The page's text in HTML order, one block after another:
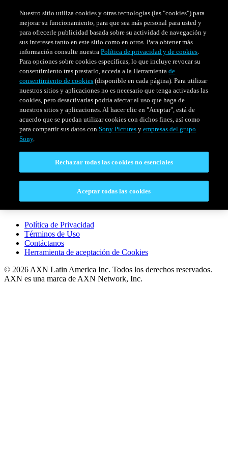
HORARIO EVENTOS ESPECIALES
Venezuela
LEGAL
Política de Privacidad
Términos de Uso
Contáctanos
Herramienta de aceptación de Cookies
© 2026 AXN Latin America Inc. Todos los derechos reservados.
AXN es una marca de AXN Network, Inc.
Nuestro sitio utiliza cookies y otras tecnologías (las "cookies") para
mejorar su funcionamiento, para que sea más personal para usted y
para ofrecerle publicidad basada sobre su actividad de navegación y
sus intereses tanto en este sitio como en otros. Para obtener más
información consulte nuestraPolítica de privacidad y de cookies.
Para opciones sobre cookies específicas, lo que incluye revocar su
consentimiento tras prestarlo, acceda a la Herramientade
consentimiento de cookies (disponible en cada página). Para utilizar
nuestros sitios y aplicaciones no es necesario que tenga activadas las
cookies, pero desactivarlas podría afectar al uso que haga de
nuestros sitios y aplicaciones. Al hacer clic en "Aceptar", está de
acuerdo que se puedan utilizar cookies con dichos fines, así como
para compartir sus datos conSony Pictures yempresas del grupo
Sony.
Rechazar todas las cookies no esenciales
Aceptar todas las cookies